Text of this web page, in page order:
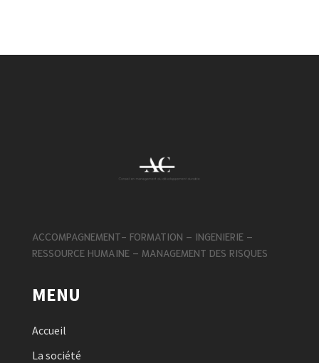
ACCOMPAGNEMENT- FORMATION – INGENIERIE –
RESSOURCE HUMAINE – MANAGEMENT DES RISQUES
MENU
Accueil
La société